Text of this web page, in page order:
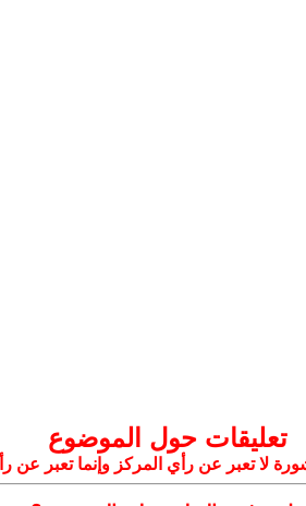
تعليقات حول الموضوع
لا تعبر عن رأي المركز وإنما تعبر عن